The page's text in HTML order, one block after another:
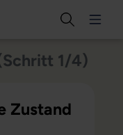
1/4)
Zustand